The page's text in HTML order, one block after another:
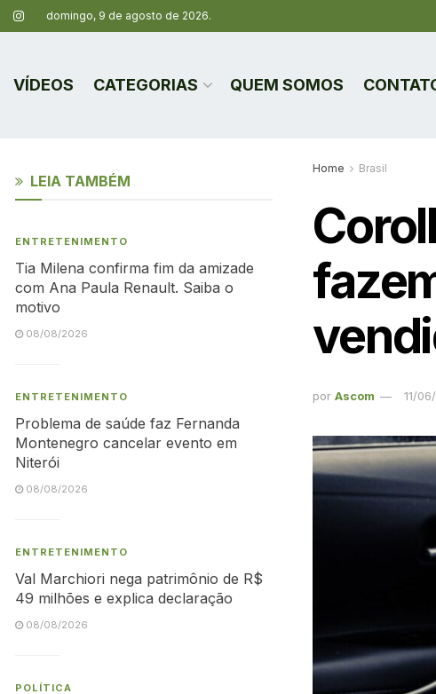
domingo, 9 de agosto de 2026.
VÍDEOS CATEGORIAS QUEM SOMOS
Home Brasil
por Ascom 11/
LEIA TAMBÉM
ENTRETENIMENTO
Tia Milena confirma fim da amizade
com Ana Paula Renault. Saiba o
motivo
08/08/2026
ENTRETENIMENTO
Problema de saúde faz Fernanda
Montenegro cancelar evento em
Niterói
08/08/2026
ENTRETENIMENTO
Val Marchiori nega patrimônio de R$
49 milhões e explica declaração
08/08/2026
POLÍTICA